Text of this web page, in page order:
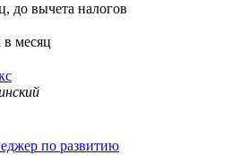
до вычета налогов
месяц
по развитию